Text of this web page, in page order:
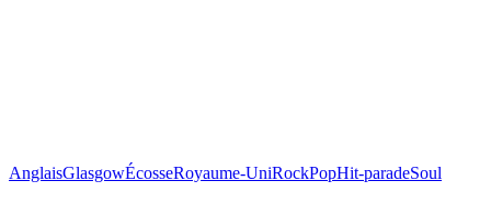
AnglaisGlasgowÉcosseRoyaume-UniRockPopHit-paradeSoul